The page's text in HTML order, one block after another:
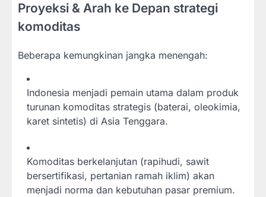
Proyeksi & Arah ke Depan strategi
komoditas
Beberapa kemungkinan jangka menengah:
Indonesia menjadi pemain utama dalam produk
turunan komoditas strategis (baterai, oleokimia,
karet sintetis) di Asia Tenggara.
Komoditas berkelanjutan (rapihudi, sawit
bersertifikasi, pertanian ramah iklim) akan
menjadi norma dan kebutuhan pasar premium.